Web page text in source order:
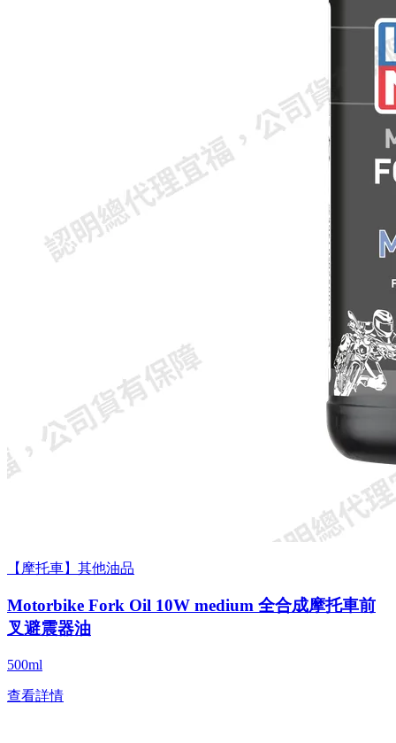
【摩托車】其他油品
Motorbike Fork Oil 10W medium 全合成摩托車前
叉避震器油
500ml
查看詳情